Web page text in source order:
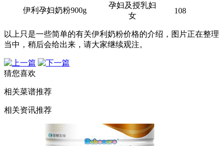
伊利孕妇奶粉900g
孕妇及授乳妇
女
108
以上只是一些简单的有关伊利奶粉价格的介绍，图片正在整理
当中，稍后会给出来，请大家继续观注。
猜您喜欢
相关菜谱推荐
相关资讯推荐